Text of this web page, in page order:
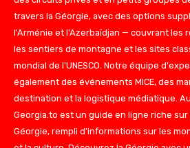
travers la Géorgie, avec des options
l'Arménie et l'Azerbaïdjan — couvrant les
les sentiers de montagne et les sites
mondial de l'UNESCO. Notre équipe
également des événements MICE, des
destination et la logistique médiatique.
Georgia.to est un guide en ligne riche sur
Géorgie, rempli d'informations sur les